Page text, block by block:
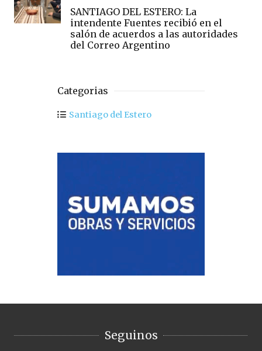
SANTIAGO DEL ESTERO: La
intendente Fuentes recibió en el
salón de acuerdos a las autoridades
del Correo Argentino
Categorias
Santiago del Estero
Seguinos